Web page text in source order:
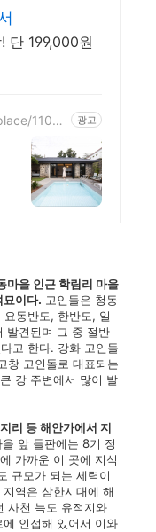
단 199,000원
11049
광고
마을 인근 학림리 마을
묘이다. 고인돌은 청동
동반도, 한반도, 일
발견된며 그 중 절반
고 한다. 강화 고인돌
창 고인돌로 대표되는
강 주변에서 많이 발
리 등 해안가에서 지
앞 들판에는 8기 정
가까운 이 곳에 지석
규모가 되는 세력이
역은 삼한시대에 해
사천 늑도 유적지와
인접해 있어서 이와